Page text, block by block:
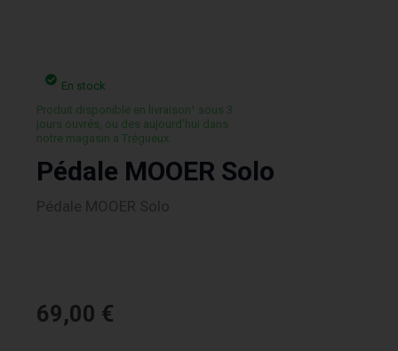
En stock
Produit disponible en livraison¹ sous 3
jours ouvrés, ou des aujourd’hui dans
notre magasin a Trégueux.
Pédale MOOER Solo
Pédale MOOER Solo
69,00 €